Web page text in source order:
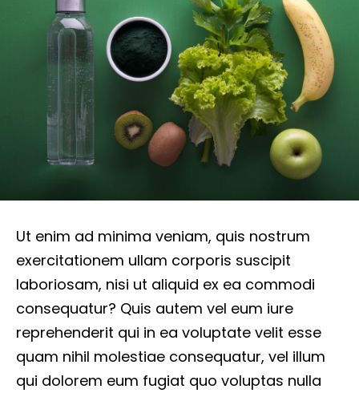
Ut enim ad minima veniam, quis nostrum
exercitationem ullam corporis suscipit
laboriosam, nisi ut aliquid ex ea commodi
consequatur? Quis autem vel eum iure
reprehenderit qui in ea voluptate velit esse
quam nihil molestiae consequatur, vel illum
qui dolorem eum fugiat quo voluptas nulla